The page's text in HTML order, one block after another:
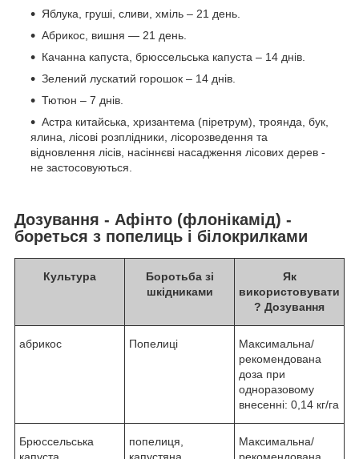
Яблука, груші, сливи, хміль – 21 день.
Абрикос, вишня — 21 день.
Качанна капуста, брюссельська капуста – 14 днів.
Зелений лускатий горошок – 14 днів.
Тютюн – 7 днів.
Астра китайська, хризантема (піретрум), троянда, бук,
ялина, лісові розплідники, лісорозведення та
відновлення лісів, насіннєві насадження лісових дерев -
не застосовуються.
Дозування - Афінто (флонікамід) -
бореться з попелиць і білокрилками
Культура
Боротьба зі
шкідниками
Як
використовувати
? Дозування
абрикос Попелиці
Максимальна/
рекомендована
доза при
одноразовому
внесенні: 0,14 кг/га
Брюссельська
попелиця,
Максимальна/